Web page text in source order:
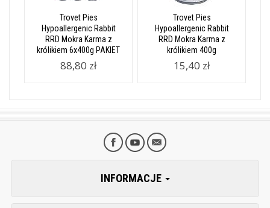
Trovet Pies
Hypoallergenic Rabbit
RRD Mokra Karma z
królikiem 6x400g PAKIET
88,80 zł
Trovet Pies
Hypoallergenic Rabbit
RRD Mokra Karma z
królikiem 400g
15,40 zł
INFORMACJE